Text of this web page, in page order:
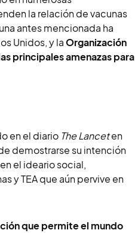
la relación de vacunas
antes mencionada ha
Unidos, y laOrganización
principales amenazas para
en el diario The Lanceten
demostrarse su intención
el ideario social,
y TEA que aún pervive en
que permite el mundo